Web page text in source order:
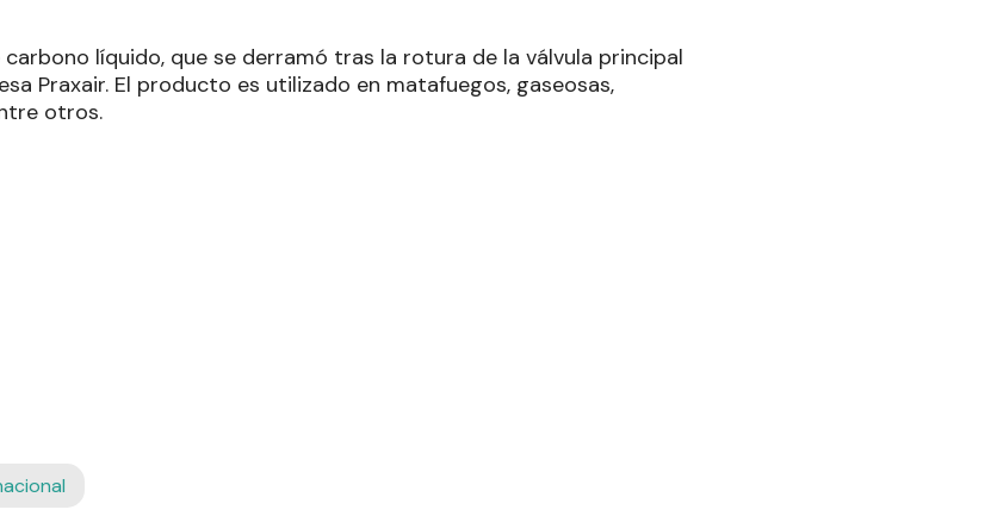
líquido, que se derramó tras la rotura de la válvula principal
Praxair. El producto es utilizado en matafuegos, gaseosas,
otros.